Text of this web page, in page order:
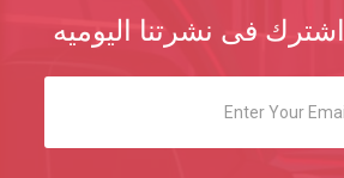
اشترك فى نشرتنا اليوميه